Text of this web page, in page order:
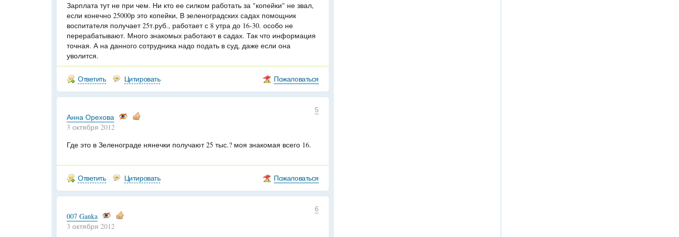
Зарплата тут не при чем. Ни кто ее силком работать за "копейки" не звал,
если конечно 25000р это копейки, В зеленоградских садах помощник
воспитателя получает 25т.руб., работает с 8 утра до 16-30. особо не
перерабатывают. Много знакомых работают в садах. Так что информация
точная. А на данного сотрудника надо подать в суд, даже если она
уволится.
Ответить Цитировать Пожаловаться
5
Анна Орехова
3 октября 2012
Где это в Зеленограде нянечки получают 25 тыс.? моя знакомая всего 16.
Ответить Цитировать Пожаловаться
6
007 Ganka
3 октября 2012